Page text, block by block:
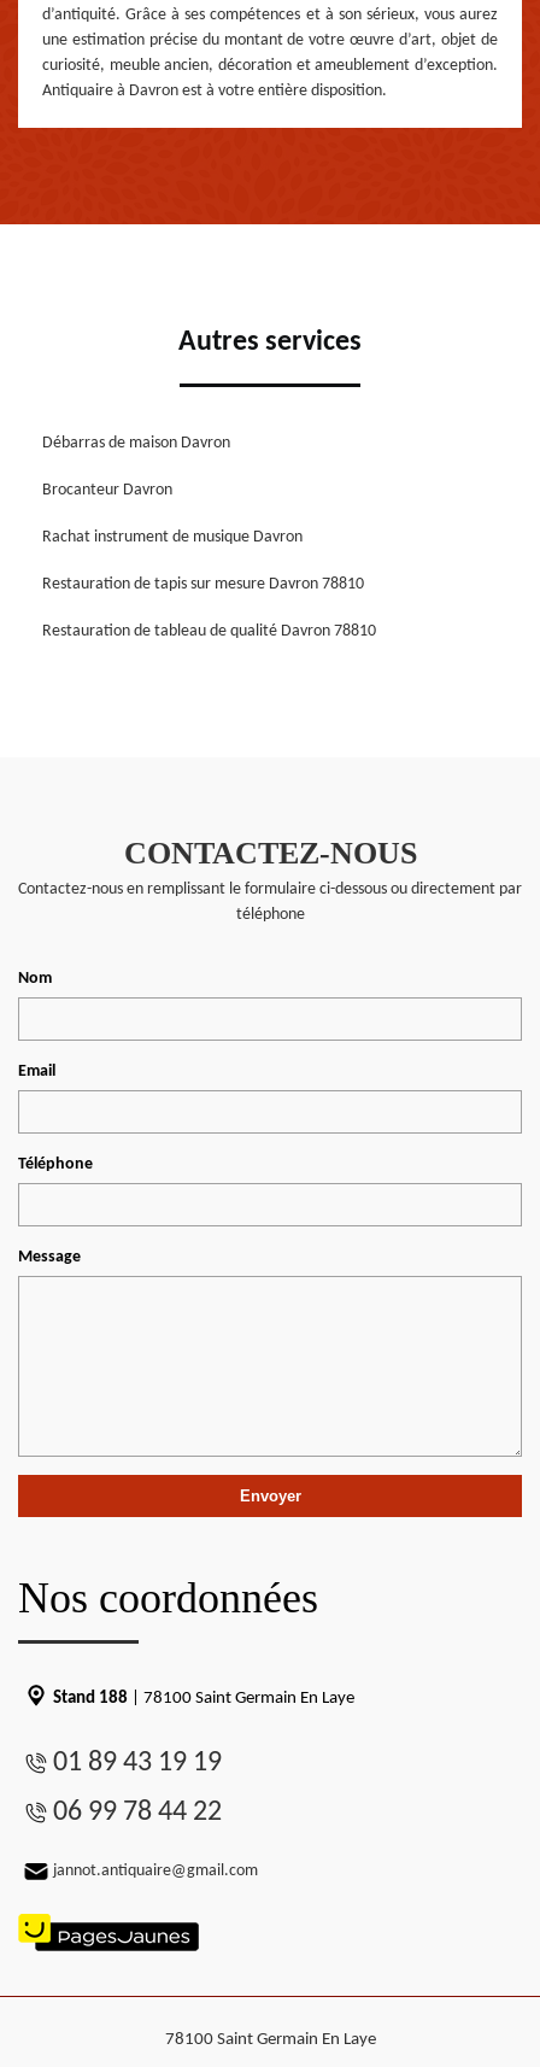
d’antiquité. Grâce à ses compétences et à son sérieux, vous aurez
une estimation précise du montant de votre œuvre d’art, objet de
curiosité, meuble ancien, décoration et ameublement d’exception.
Antiquaire à Davron est à votre entière disposition.
Autres services
Débarras de maison Davron
Brocanteur Davron
Rachat instrument de musique Davron
Restauration de tapis sur mesure Davron 78810
Restauration de tableau de qualité Davron 78810
CONTACTEZ-NOUS
Contactez-nous en remplissant le formulaire ci-dessous ou directement par
téléphone
Nom
Email
Téléphone
Message
Nos coordonnées
Stand 188 | 78100 Saint Germain En Laye
01 89 43 19 19
06 99 78 44 22
jannot.antiquaire@gmail.com
78100 Saint Germain En Laye